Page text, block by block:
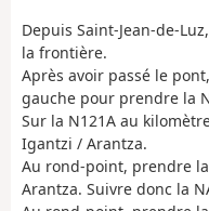
Depuis Saint-Jean-de-
la frontière.
Après avoir passé le
gauche pour prendre la
Sur la N121A au
Igantzi / Arantza.
Au rond-point, prendre
Arantza. Suivre donc la